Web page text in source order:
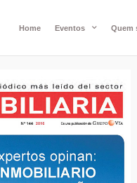
Home Eventos Quem